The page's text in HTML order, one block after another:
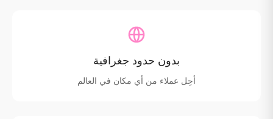
بدون حدود جغرافية
أحِل عملاء من أي مكان في العالم